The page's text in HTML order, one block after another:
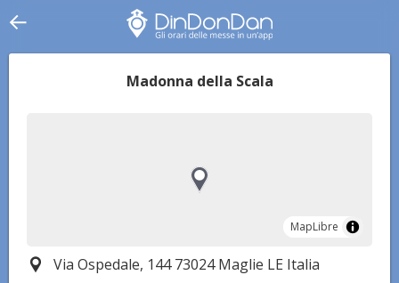
Madonna della Scala
MapLibre
MapLibre
Via Ospedale, 144 73024 Maglie LE Italia